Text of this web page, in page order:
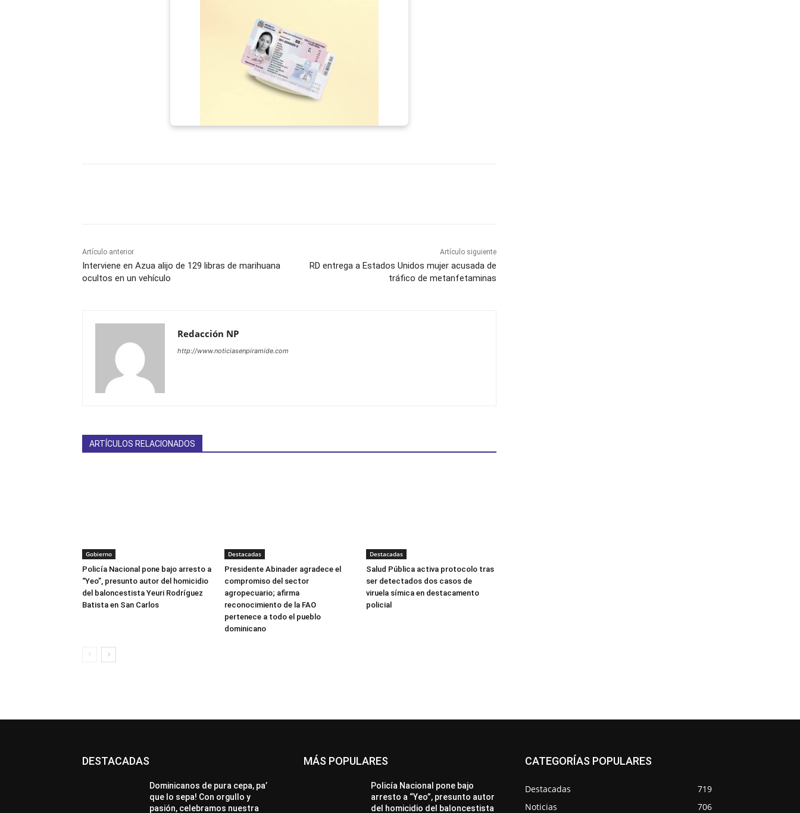
Artículo anterior
Interviene en Azua alijo de 129 libras de marihuana
ocultos en un vehículo
Artículo siguiente
RD entrega a Estados Unidos mujer acusada de
tráfico de metanfetaminas
Redacción NP
http://www.noticiasenpiramide.com
ARTÍCULOS RELACIONADOS
Gobierno
Policía Nacional pone bajo arresto a
“Yeo”, presunto autor del homicidio
del baloncestista Yeuri Rodríguez
Batista en San Carlos
Destacadas
Presidente Abinader agradece el
compromiso del sector
agropecuario; afirma
reconocimiento de la FAO
pertenece a todo el pueblo
dominicano
Destacadas
Salud Pública activa protocolo tras
ser detectados dos casos de
viruela símica en destacamento
policial
DESTACADAS
All Destacado
Dominicanos de pura cepa, pa’
que lo sepa! Con orgullo y
pasión, celebramos nuestra
MÁS POPULARES
All Destacado
Policía Nacional pone bajo
arresto a “Yeo”, presunto autor
del homicidio del baloncestista
CATEGORÍAS POPULARES
Destacadas
719
Noticias
706